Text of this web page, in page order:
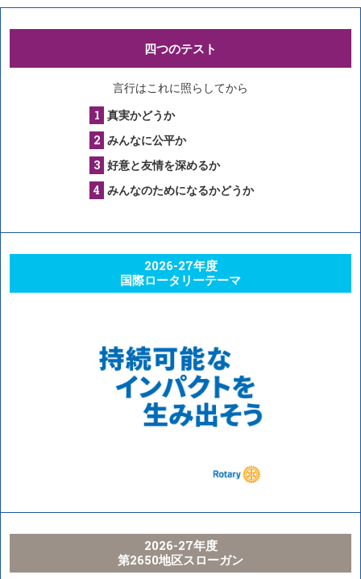
四つのテスト
言行はこれに照らしてから
真実かどうか
みんなに公平か
好意と友情を深めるか
みんなのためになるかどうか
2026-27年度
国際ロータリーテーマ
2026-27年度
第2650地区スローガン